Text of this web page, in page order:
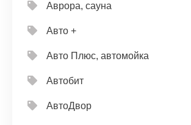
Аврора, сауна
Авто +
Авто Плюс, автомойка
Автобит
АвтоДвор